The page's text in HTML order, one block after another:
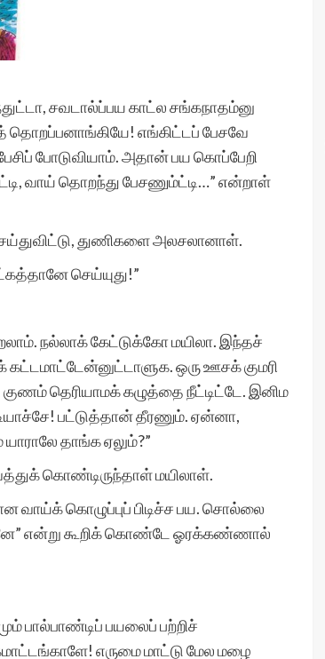
சவடால்ப்பய காட்ல சங்கநாதம்னு
தொறப்பனாங்கியே! எங்கிட்டப் பேசவே
போடுவியாம். அதான் பய கொப்பேறி
வாய் தொறந்து பேசணும்ட்டி…” என்றாள்
துணிகளை அலசலானாள்.
செய்யுது!”
நல்லாக் கேட்டுக்கோ மயிலா. இந்தச்
கட்டமாட்டேன்னுட்டாளுக. ஒரு ஊசக் குமரி
தெரியாமக் கழுத்தை நீட்டிட்டே. இனிம
பட்டுத்தான் தீரணும். ஏன்னா,
தாங்க ஏலும்?”
கொண்டிருந்தாள் மயிலாள்.
வாய்க் கொழுப்புப் பிடிச்ச பய. சொல்லை
என்று கூறிக் கொண்டே ஓரக்கண்ணால்
பால்பாண்டிப் பயலைப் பற்றிச்
எருமை மாட்டு மேல மழை
வணக்கம். எண்ணற்ற
சிறுகதைகளும்,
தொடர்கதைகளும் பல்வேறு
தலைப்புகளில்
கொட்டிக்கிடக்கின்றன.
என்னைப் போன்ற
ஏராளமான
படைப்பாளிகளுக்கு இப்படி
செய்வது எங்களை